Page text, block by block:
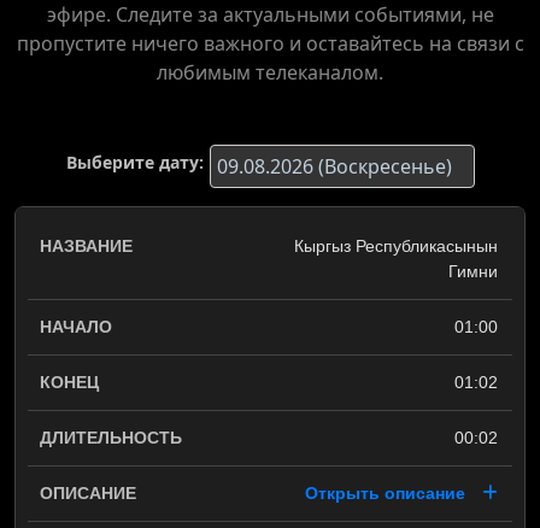
эфире. Следите за актуальными событиями, не
пропустите ничего важного и оставайтесь на связи с
любимым телеканалом.
Выберите дату:
Кыргыз Республикасынын
Гимни
01:00
01:02
00:02
Открыть описание